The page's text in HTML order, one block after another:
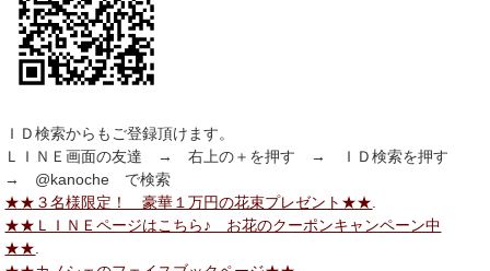
ＩＤ検索からもご登録頂けます。
ＬＩＮＥ画面の友達 → 右上の＋を押す → ＩＤ検索を押す
→ @kanoche で検索
★★３名様限定！ 豪華１万円の花束プレゼント★★
★★ＬＩＮＥページはこちら♪ お花のクーポンキャンペーン中
★★